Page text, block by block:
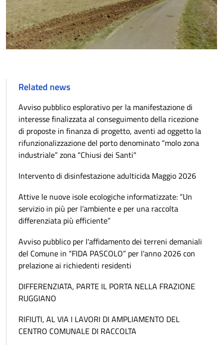
Related news
Avviso pubblico esplorativo per la manifestazione di
interesse finalizzata al conseguimento della ricezione
di proposte in finanza di progetto, aventi ad oggetto la
rifunzionalizzazione del porto denominato “molo zona
industriale” zona "Chiusi dei Santi"
Intervento di disinfestazione adulticida Maggio 2026
Attive le nuove isole ecologiche informatizzate: “Un
servizio in più per l’ambiente e per una raccolta
differenziata più efficiente”
Avviso pubblico per l'affidamento dei terreni demaniali
del Comune in “FIDA PASCOLO” per l'anno 2026 con
prelazione ai richiedenti residenti
DIFFERENZIATA, PARTE IL PORTA NELLA FRAZIONE
RUGGIANO
RIFIUTI, AL VIA I LAVORI DI AMPLIAMENTO DEL
CENTRO COMUNALE DI RACCOLTA